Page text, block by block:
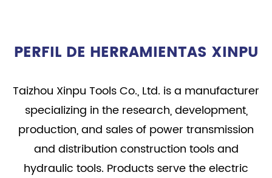
PERFIL DE HERRAMIENTAS XINPU
Taizhou Xinpu Tools Co., Ltd. is a manufacturer
specializing in the research, development,
production, and sales of power transmission
and distribution construction tools and
hydraulic tools. Products serve the electric